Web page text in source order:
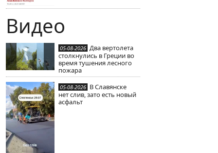
Видео
05-08-2026 Два вертолета
столкнулись в Греции во
время тушения лесного
пожара
05-08-2026 В Славянске
нет слив, зато есть новый
асфальт